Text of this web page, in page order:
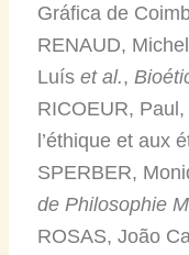
Gráfica de
RENAUD,
Luís et al.,
RICOEUR,
l’éthique et aux
SPERBER,
de Philosophie
ROSAS, João